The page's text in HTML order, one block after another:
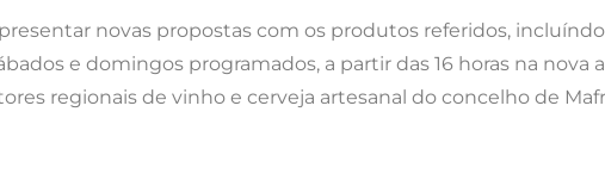
novas propostas com os produtos referidos,
e domingos programados, a partir das 16 horas na nova
regionais de vinho e cerveja artesanal do concelho de